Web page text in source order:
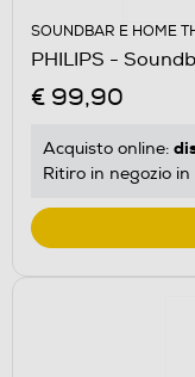
SOUNDBAR E HOME
PHILIPS -
€ 99,90
Acquisto online:
Ritiro in negozio